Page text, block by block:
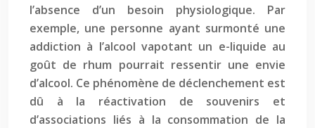
l’absence d’un besoin physiologique. Par
exemple, une personne ayant surmonté une
addiction à l’alcool vapotant un e-liquide au
goût de rhum pourrait ressentir une envie
d’alcool. Ce phénomène de déclenchement est
dû à la réactivation de souvenirs et
d’associations liés à la consommation de la